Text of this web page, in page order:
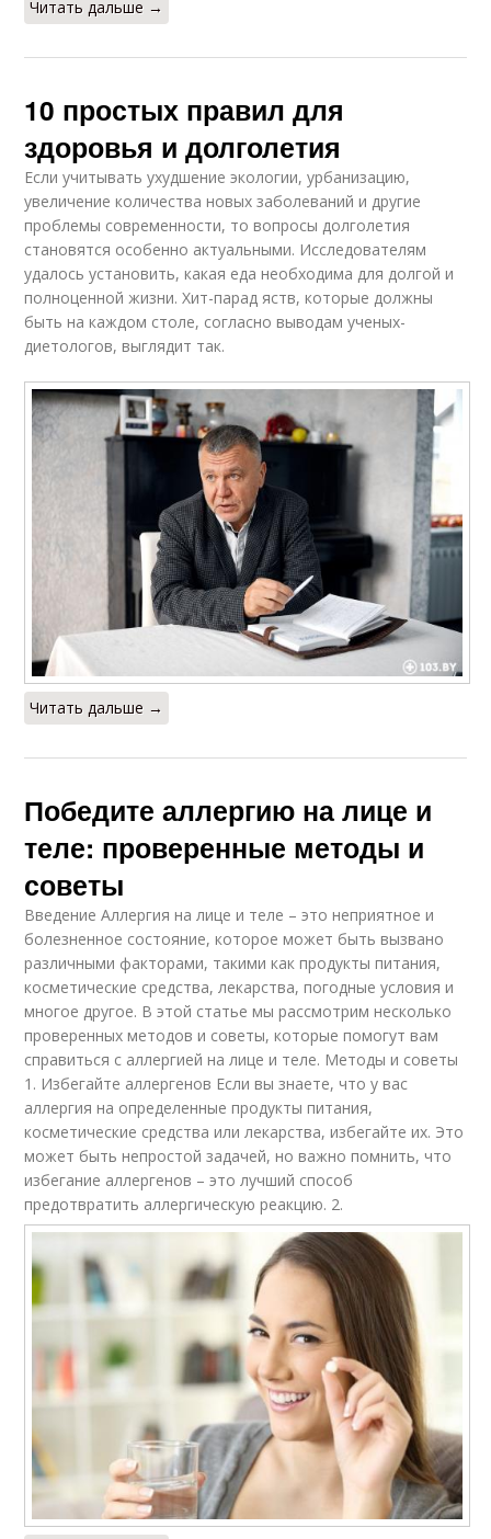
Читать дальше →
10 простых правил для
здоровья и долголетия
Если учитывать ухудшение экологии, урбанизацию,
увеличение количества новых заболеваний и другие
проблемы современности, то вопросы долголетия
становятся особенно актуальными. Исследователям
удалось установить, какая еда необходима для долгой и
полноценной жизни. Хит-парад яств, которые должны
быть на каждом столе, согласно выводам ученых-
диетологов, выглядит так.
Читать дальше →
Победите аллергию на лице и
теле: проверенные методы и
советы
Введение Аллергия на лице и теле – это неприятное и
болезненное состояние, которое может быть вызвано
различными факторами, такими как продукты питания,
косметические средства, лекарства, погодные условия и
многое другое. В этой статье мы рассмотрим несколько
проверенных методов и советы, которые помогут вам
справиться с аллергией на лице и теле. Методы и советы
1. Избегайте аллергенов Если вы знаете, что у вас
аллергия на определенные продукты питания,
косметические средства или лекарства, избегайте их. Это
может быть непростой задачей, но важно помнить, что
избегание аллергенов – это лучший способ
предотвратить аллергическую реакцию. 2.